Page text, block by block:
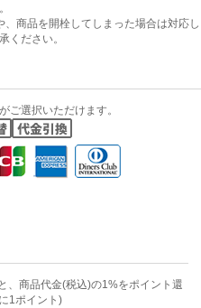
、商品を開栓してしまった場合は対応し
ください。
ご選択いただけます。
、商品代金(税込)の1%をポイント還
1ポイント)